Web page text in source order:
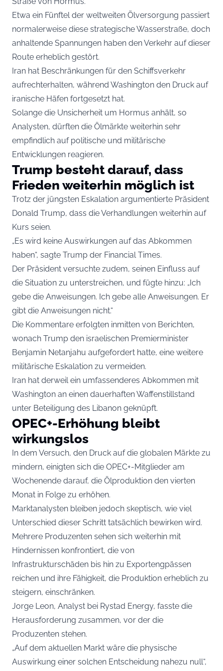
Etwa ein Fünftel der weltweiten Ölversorgung passiert
normalerweise diese strategische Wasserstraße, doch
anhaltende Spannungen haben den Verkehr auf dieser
Route erheblich gestört.
Iran hat Beschränkungen für den Schiffsverkehr
aufrechterhalten, während Washington den Druck auf
iranische Häfen fortgesetzt hat.
Solange die Unsicherheit um Hormus anhält, so
Analysten, dürften die Ölmärkte weiterhin sehr
empfindlich auf politische und militärische
Entwicklungen reagieren.
Trump besteht darauf, dass
Frieden weiterhin möglich ist
Trotz der jüngsten Eskalation argumentierte Präsident
Donald Trump, dass die Verhandlungen weiterhin auf
Kurs seien.
„Es wird keine Auswirkungen auf das Abkommen
haben“, sagte Trump der Financial Times.
Der Präsident versuchte zudem, seinen Einfluss auf
die Situation zu unterstreichen, und fügte hinzu: „Ich
gebe die Anweisungen. Ich gebe alle Anweisungen. Er
gibt die Anweisungen nicht.“
Die Kommentare erfolgten inmitten von Berichten,
wonach Trump den israelischen Premierminister
Benjamin Netanjahu aufgefordert hatte, eine weitere
militärische Eskalation zu vermeiden.
Iran hat derweil ein umfassenderes Abkommen mit
Washington an einen dauerhaften Waffenstillstand
unter Beteiligung des Libanon geknüpft.
OPEC+-Erhöhung bleibt
wirkungslos
In dem Versuch, den Druck auf die globalen Märkte zu
mindern, einigten sich die OPEC+-Mitglieder am
Wochenende darauf, die Ölproduktion den vierten
Monat in Folge zu erhöhen.
Marktanalysten bleiben jedoch skeptisch, wie viel
Unterschied dieser Schritt tatsächlich bewirken wird.
Mehrere Produzenten sehen sich weiterhin mit
Hindernissen konfrontiert, die von
Infrastrukturschäden bis hin zu Exportengpässen
reichen und ihre Fähigkeit, die Produktion erheblich zu
steigern, einschränken.
Jorge Leon, Analyst bei Rystad Energy, fasste die
Herausforderung zusammen, vor der die
Produzenten stehen.
„Auf dem aktuellen Markt wäre die physische
Auswirkung einer solchen Entscheidung nahezu null“,